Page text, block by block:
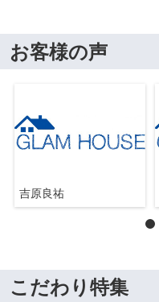
お客様の声
吉原良祐
こだわり特集